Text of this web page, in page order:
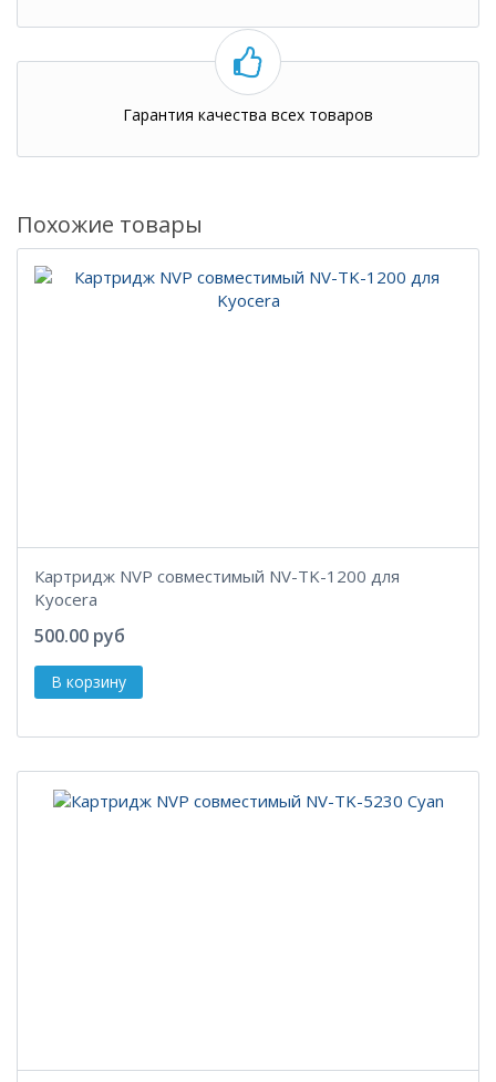
Гарантия качества всех товаров
Похожие товары
Картридж NVP совместимый NV-TK-1200 для
Kyocera
500.00 руб